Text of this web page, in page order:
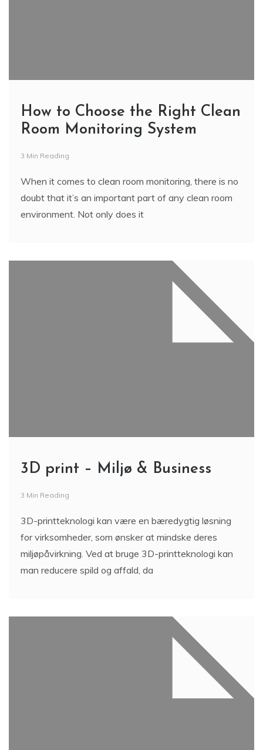
How to Choose the Right Clean
Room Monitoring System
3 Min Reading
When it comes to clean room monitoring, there is no
doubt that it’s an important part of any clean room
environment. Not only does it
3D print – Miljø & Business
3 Min Reading
3D-printteknologi kan være en bæredygtig løsning
for virksomheder, som ønsker at mindske deres
miljøpåvirkning. Ved at bruge 3D-printteknologi kan
man reducere spild og affald, da